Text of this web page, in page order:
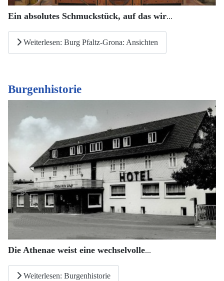
Ein absolutes Schmuckstück, auf das wir...
Weiterlesen: Burg Pfaltz-Grona: Ansichten
Burgenhistorie
Die Athenae weist eine wechselvolle...
Weiterlesen: Burgenhistorie